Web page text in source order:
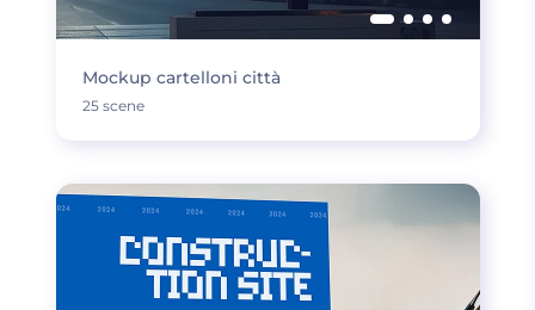
Mockup cartelloni città
25 scene